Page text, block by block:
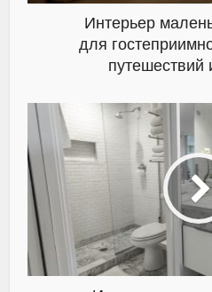
Интерьер
для
путешествий